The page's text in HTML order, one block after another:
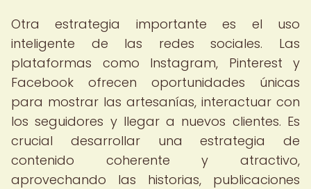
Otra estrategia importante es el uso
inteligente de las redes sociales. Las
plataformas como Instagram, Pinterest y
Facebook ofrecen oportunidades únicas
para mostrar las artesanías, interactuar con
los seguidores y llegar a nuevos clientes. Es
crucial desarrollar una estrategia de
contenido coherente y atractivo,
aprovechando las historias, publicaciones